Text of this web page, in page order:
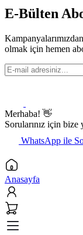
E-Bülten
olmak için hemen
Merhaba! 👋
Sorularınız için
WhatsApp ile
Anasayfa